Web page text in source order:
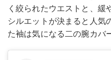
く絞られたウエストと、緩
シルエットが決まると人気
た袖は気になる二の腕カバ